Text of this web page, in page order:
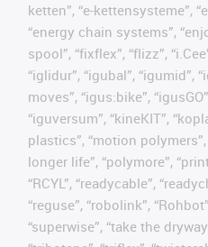
ketten”, “e-kettensysteme”,
“energy chain systems”,
spool”, “fixflex”, “flizz”,
“iglidur”, “igubal”, “igumid”,
moves”, “igus:bike”,
“iguversum”, “kineKIT”,
plastics”, “motion
longer life”, “polymore”,
“RCYL”, “readycable”,
“reguse”, “robolink”,
“superwise”, “take the